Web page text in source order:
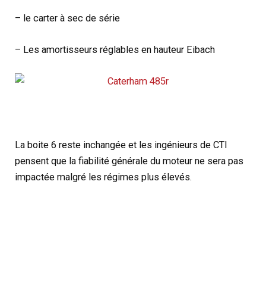
– le carter à sec de série
– Les amortisseurs réglables en hauteur Eibach
La boite 6 reste inchangée et les ingénieurs de CTI
pensent que la fiabilité générale du moteur ne sera pas
impactée malgré les régimes plus élevés.